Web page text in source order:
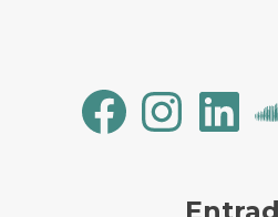
FacebookInstagramLinkedIn